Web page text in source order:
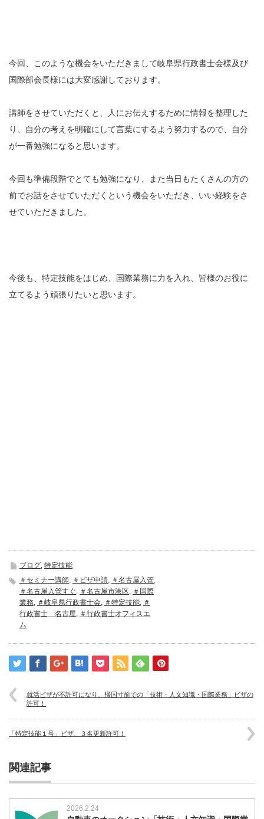
今回、このような機会をいただきまして岐阜県行政書士会様及び
国際部会長様には大変感謝しております。
講師をさせていただくと、人にお伝えするために情報を整理した
り、自分の考えを明確にして言葉にするよう努力するので、自分
が一番勉強になると思います。
今回も準備段階でとても勉強になり、また当日もたくさんの方の
前でお話をさせていただくという機会をいただき、いい経験をさ
せていただきました。
今後も、特定技能をはじめ、国際業務に力を入れ、皆様のお役に
立てるよう頑張りたいと思います。
ブログ 特定技能
＃セミナー講師
＃ビザ申請 ＃名古屋入管
＃名古屋入管すぐ
＃名古屋市港区
＃国際
業務
＃岐阜県行政書士会 ＃特定技能
＃
行政書士 名古屋
＃行政書士オフィスエ
ム
就活ビザが不許可になり、帰国寸前での「技術・人文知識・国際業務」ビザの
許可！
「特定技能１号」ビザ、３名更新許可！
関連記事
2026.2.24